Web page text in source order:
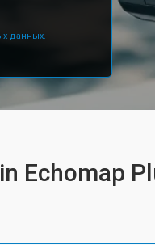
данных.
Echomap